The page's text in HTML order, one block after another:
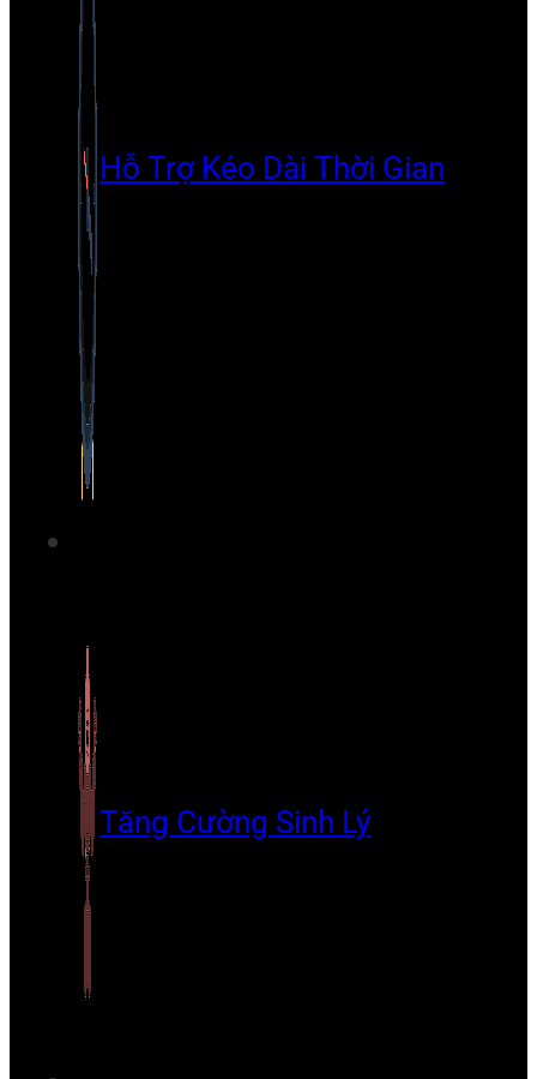
Hỗ Trợ Kéo Dài Thời Gian
Tăng Cường Sinh Lý